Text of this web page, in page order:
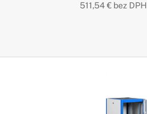
511,54 € bez DPH